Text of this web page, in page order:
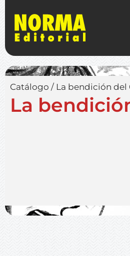
Catálogo / La bendición del
La